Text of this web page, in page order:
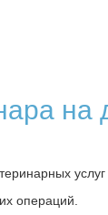
на
услуг
операций.